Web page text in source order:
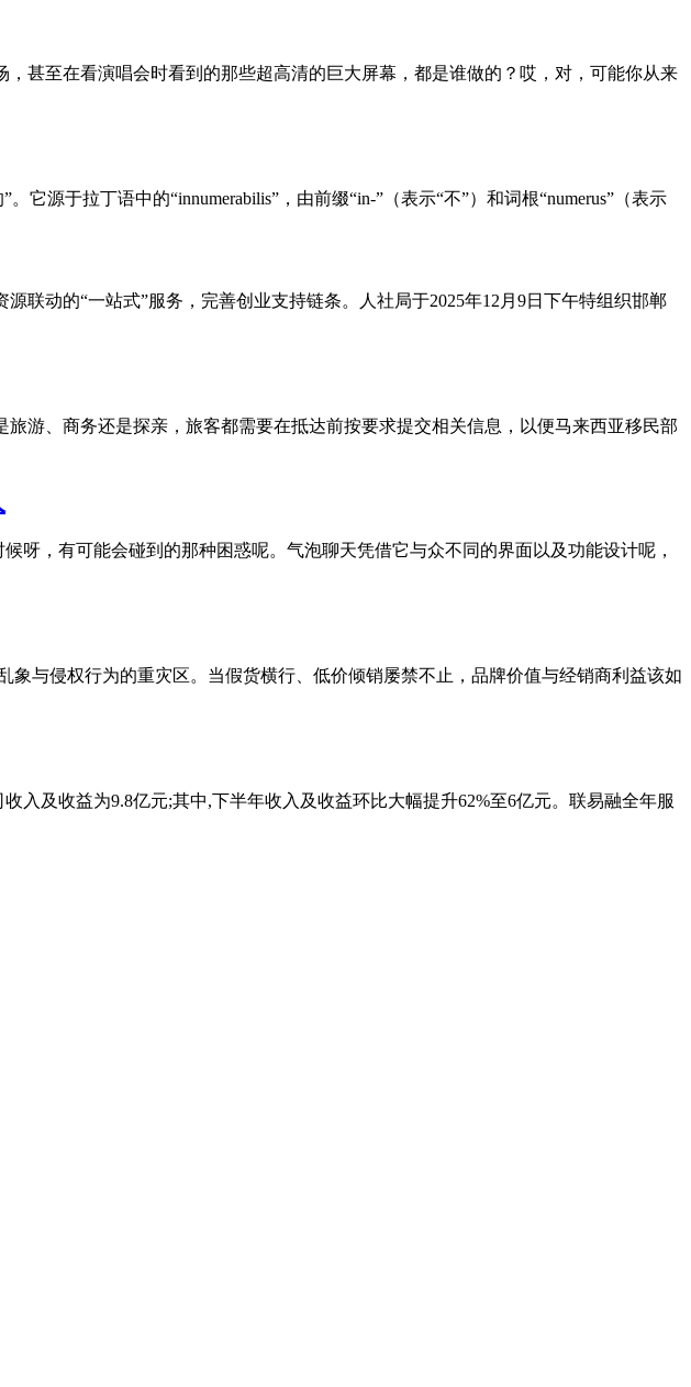
甚至在看演唱会时看到的那些超高清的巨大屏幕，都是谁做的？哎，对，可能你从来
它源于拉丁语中的“innumerabilis”，由前缀“in-”（表示“不”）和词根“numerus”（表示
联动的“一站式”服务，完善创业支持链条。人社局于2025年12月9日下午特组织邯郸
游、商务还是探亲，旅客都需要在抵达前按要求提交相关信息，以便马来西亚移民部
呀，有可能会碰到的那种困惑呢。气泡聊天凭借它与众不同的界面以及功能设计呢，
与侵权行为的重灾区。当假货横行、低价倾销屡禁不止，品牌价值与经销商利益该如
入及收益为9.8亿元;其中,下半年收入及收益环比大幅提升62%至6亿元。联易融全年服